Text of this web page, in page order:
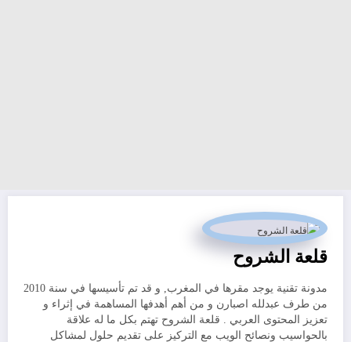
قلعة الشروح
مدونة تقنية يوجد مقرها في المغرب, و قد تم تأسيسها في سنة 2010
من طرف عبدلله اصبارن و من أهم أهدفها المساهمة في إثراء و
تعزيز المحتوى العربي . قلعة الشروح تهتم بكل ما له علاقة
بالحواسيب ونصائح الويب مع التركيز على تقديم حلول لمشاكل